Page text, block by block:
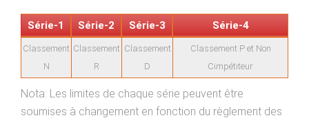
Série-1 Série-2 Série-3 Série-4
Classement
N
Classement
R
Classement
D
Classement P et Non
Cimpétiteur
Nota: Les limites de chaque série peuvent être
soumises à changement en fonction du règlement des